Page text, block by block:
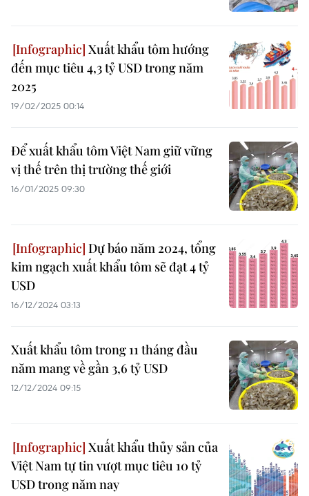
Xuất khẩu tôm hướng
đến mục tiêu 4,3 tỷ USD trong năm
2025
19/02/2025 00:14
Để xuất khẩu tôm Việt Nam giữ vững
vị thế trên thị trường thế giới
16/01/2025 09:30
Dự báo năm 2024, tổng
kim ngạch xuất khẩu tôm sẽ đạt 4 tỷ
USD
16/12/2024 03:13
Xuất khẩu tôm trong 11 tháng đầu
năm mang về gần 3,6 tỷ USD
12/12/2024 09:15
Xuất khẩu thủy sản của
Việt Nam tự tin vượt mục tiêu 10 tỷ
USD trong năm nay